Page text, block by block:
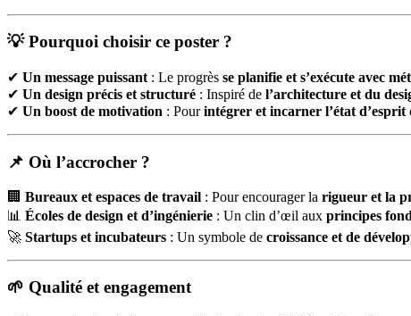
💡 Pourquoi choisir ce poster ?
✔ Un message puissant : Le progrès se planifie et s’exécute avec
✔ Un design précis et structuré : Inspiré de l’architecture et du
✔ Un boost de motivation : Pourintégrer et incarner l’état
📌 Où l’accrocher ?
🏢 Bureaux et espaces de travail : Pour encourager la rigueur et la
📊 Écoles de design et d’ingénierie : Un clin d’œil aux principes
🚀 Startups et incubateurs : Un symbole de croissance et de
🌱 Qualité et engagement